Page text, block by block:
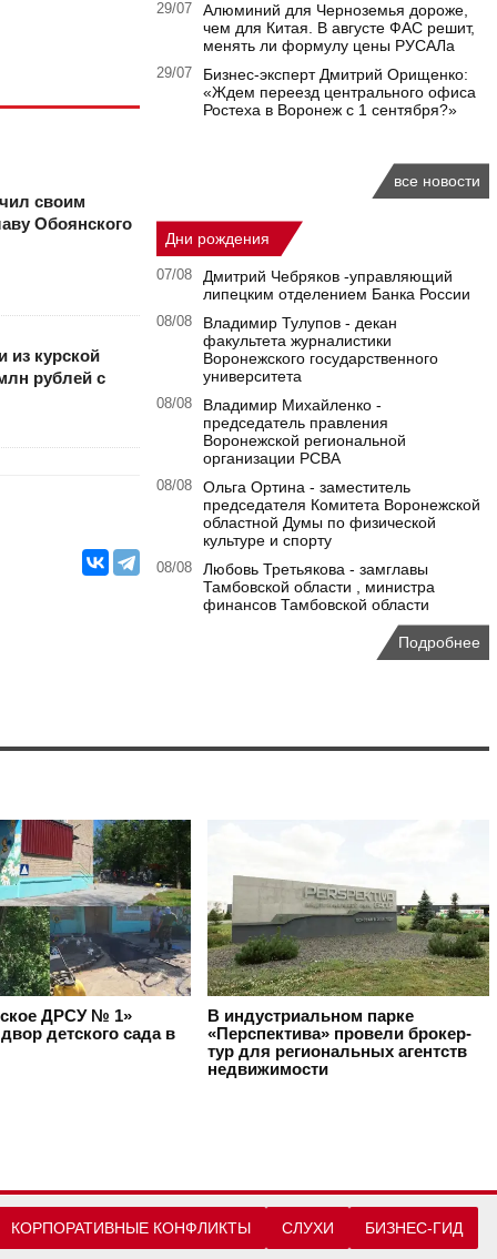
своим
Обоянского
из курской
рублей с
29/07
Алюминий для Черноземья дороже,
чем для Китая. В августе ФАС решит,
менять ли формулу цены РУСАЛа
29/07
Бизнес-эксперт Дмитрий Орищенко:
«Ждем переезд центрального офиса
Ростеха в Воронеж с 1 сентября?»
все новости
Дни рождения
07/08
Дмитрий Чебряков -управляющий
липецким отделением Банка России
08/08
Владимир Тулупов - декан
факультета журналистики
Воронежского государственного
университета
08/08
Владимир Михайленко -
председатель правления
Воронежской региональной
организации РСВА
08/08
Ольга Ортина - заместитель
председателя Комитета Воронежской
областной Думы по физической
культуре и спорту
08/08
Любовь Третьякова - замглавы
Тамбовской области , министра
финансов Тамбовской области
Подробнее
ДРСУ № 1»
детского сада в
В индустриальном парке
«Перспектива» провели брокер-
тур для региональных агентств
недвижимости
КОРПОРАТИВНЫЕ КОНФЛИКТЫ СЛУХИ БИЗНЕС-ГИД